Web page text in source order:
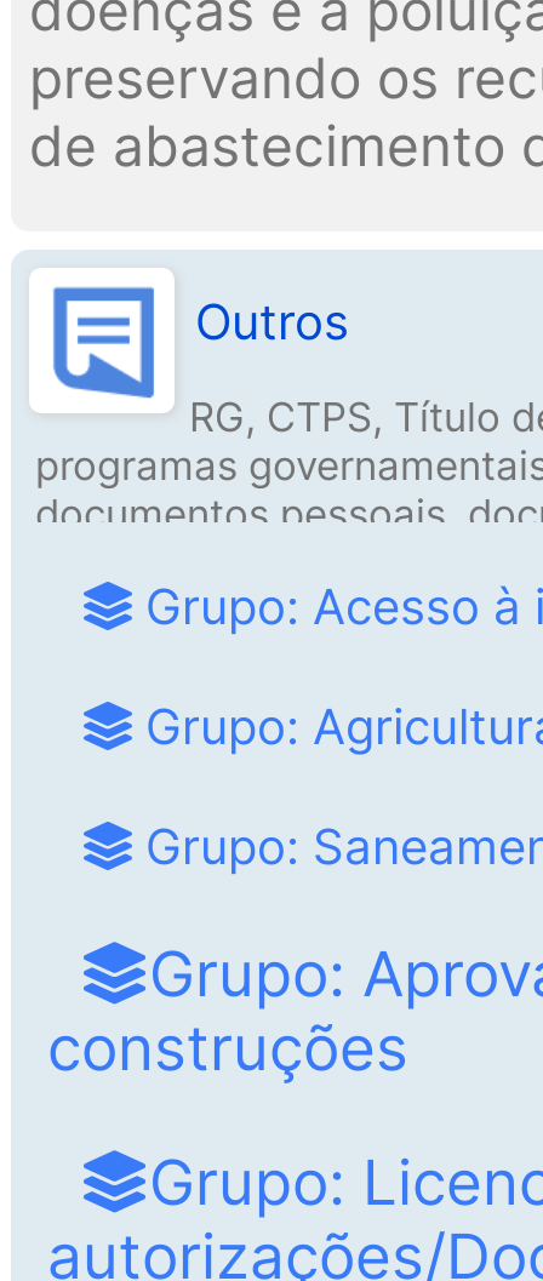
preservando os
de abastecimento
Outros
RG, CTPS, Título
programas
documentos pessoais,
governamentais.
Grupo: Acesso à
Grupo:
Grupo:
Grupo:
construções
Grupo:
autorizações/